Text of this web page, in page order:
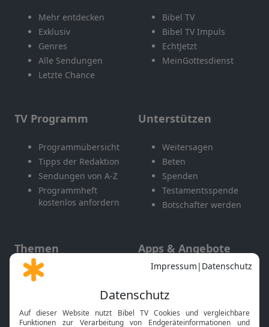
Mehr entdecken
Exklusiv
Genres
Alle Sendungen
Letzte Chance
Bibel TV
Bibel TV Impuls
EchtJetzt
MeinGottesdienst
TV Programm
Programmübersicht
Tipps der Redaktion
Sendungen von A-Z
Programmheft
kostenlos anfordern
Unterstützen
Weitersagen
Beten
Spenden
Testamentsspende
Botschafter werden
Themen
Gott und Bibel erklärt
Neuigkeiten
Apps & Angebote
Mobile App
Smart TV